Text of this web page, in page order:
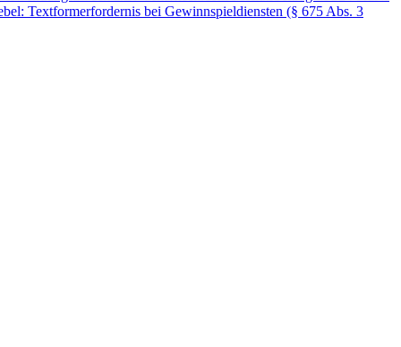
Textformerfordernis bei Gewinnspieldiensten (§ 675 Abs. 3